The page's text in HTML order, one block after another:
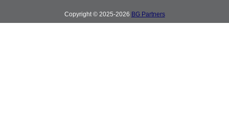
Copyright © 2025-2026 BG Partners